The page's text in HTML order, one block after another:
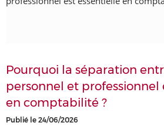
Pourquoi la séparation
personnel et professionnel
en comptabilité ?
Publié le 24/06/2026